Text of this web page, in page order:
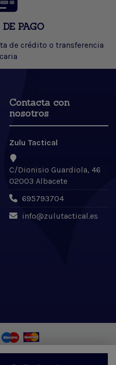
PAGO
de crédito o transferencia
Contacta con
nosotros
Zulu Tactical
C/Dionisio Guardiola, 46
02003 Albacete
695793704
info@zulutactical.es
Desarrollado por Expertic